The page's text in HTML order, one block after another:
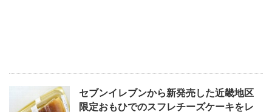
セブンイレブンから新発売した近畿地区
限定おもひでのスフレチーズケーキをレ